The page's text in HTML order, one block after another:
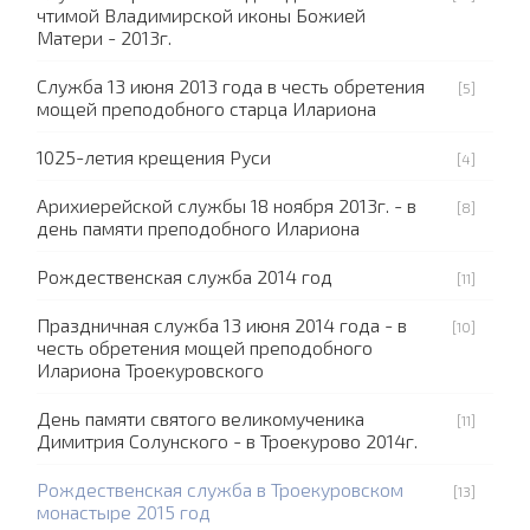
чтимой Владимирской иконы Божией
Матери - 2013г.
Служба 13 июня 2013 года в честь обретения
мощей преподобного старца Илариона
[5]
1025-летия крещения Руси [4]
Арихиерейской службы 18 ноября 2013г. - в
день памяти преподобного Илариона
[8]
Рождественская служба 2014 год [11]
Праздничная служба 13 июня 2014 года - в
честь обретения мощей преподобного
Илариона Троекуровского
[10]
День памяти святого великомученика
Димитрия Солунского - в Троекурово 2014г.
[11]
Рождественская служба в Троекуровском
монастыре 2015 год
[13]